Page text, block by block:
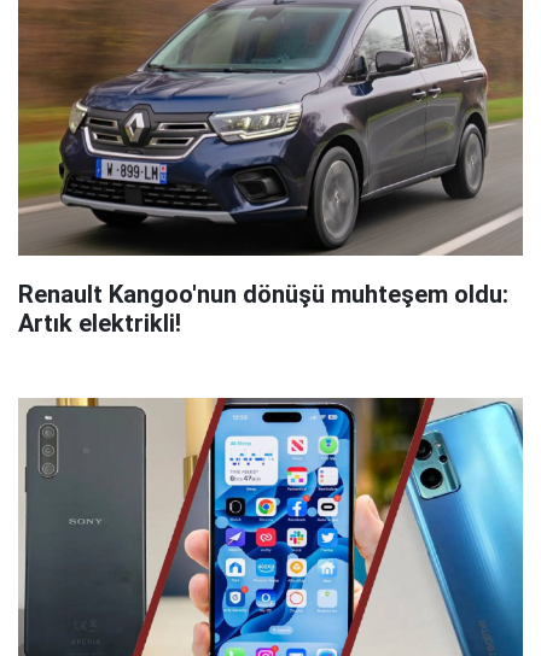
Renault Kangoo'nun dönüşü muhteşem oldu:
Artık elektrikli!